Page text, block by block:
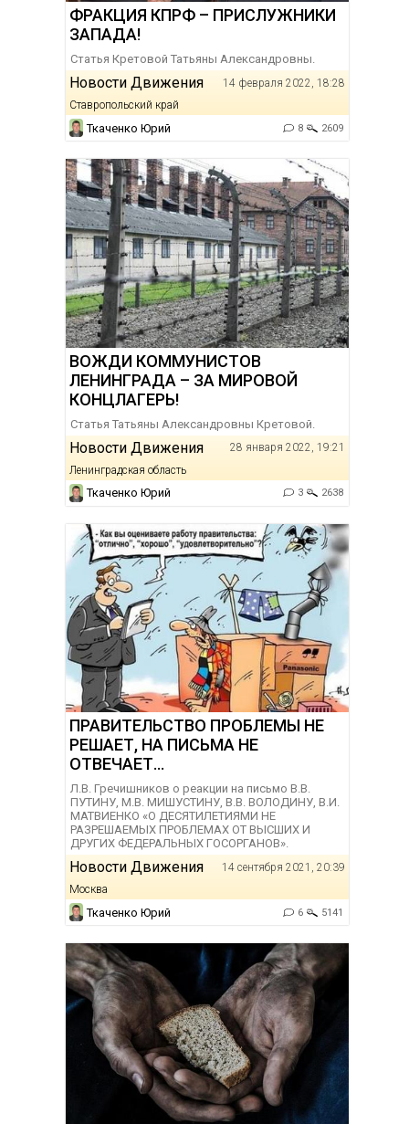
ФРАКЦИЯ КПРФ – ПРИСЛУЖНИКИ
ЗАПАДА!
Статья Кретовой Татьяны Александровны.
Новости Движения
14 февраля 2022, 18:28
Ставропольский край
Ткаченко Юрий 8 2609
ВОЖДИ КОММУНИСТОВ
ЛЕНИНГРАДА – ЗА МИРОВОЙ
КОНЦЛАГЕРЬ!
Статья Татьяны Александровны Кретовой.
Новости Движения
28 января 2022, 19:21
Ленинградская область
Ткаченко Юрий 3 2638
ПРАВИТЕЛЬСТВО ПРОБЛЕМЫ НЕ
РЕШАЕТ, НА ПИСЬМА НЕ
ОТВЕЧАЕТ...
Л.В. Гречишников о реакции на письмо В.В.
ПУТИНУ, М.В. МИШУСТИНУ, В.В. ВОЛОДИНУ, В.И.
МАТВИЕНКО «О ДЕСЯТИЛЕТИЯМИ НЕ
РАЗРЕШАЕМЫХ ПРОБЛЕМАХ ОТ ВЫСШИХ И
ДРУГИХ ФЕДЕРАЛЬНЫХ ГОСОРГАНОВ».
Новости Движения
14 сентября 2021, 20:39
Москва
Ткаченко Юрий 6 5141